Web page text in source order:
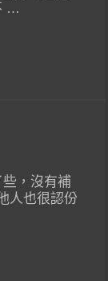
…
，沒有補
人也很認份